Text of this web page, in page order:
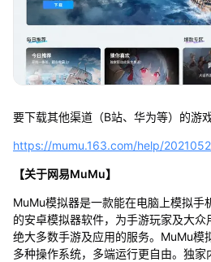
要下载其他渠道（B站、华为等）的游
https://mumu.163.com/help/
【关于网易MuMu】
MuMu模拟器是一款能在电脑上模拟手
的安卓模拟器软件，为手游玩家及大
绝大多数手游及应用的服务。MuMu模
多种操作系统，多端运行更自由。独家